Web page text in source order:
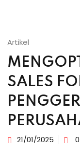
Artikel
SALES
21/01/2025 0